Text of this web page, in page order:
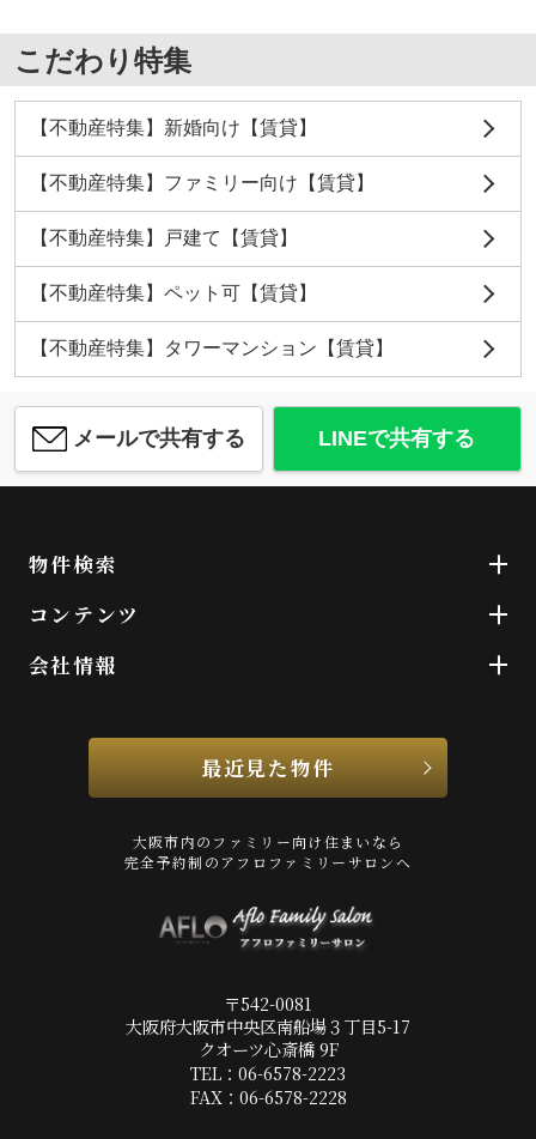
こだわり特集
【不動産特集】新婚向け【賃貸】
【不動産特集】ファミリー向け【賃貸】
【不動産特集】戸建て【賃貸】
【不動産特集】ペット可【賃貸】
【不動産特集】タワーマンション【賃貸】
メールで共有する LINEで共有する
物件検索
コンテンツ
会社情報
最近見た物件
大阪市内のファミリー向け住まいなら
完全予約制のアフロファミリーサロンへ
〒542-0081
大阪府大阪市中央区南船場３丁目5-17
クオーツ心斎橋 9F
TEL：06-6578-2223
FAX：06-6578-2228